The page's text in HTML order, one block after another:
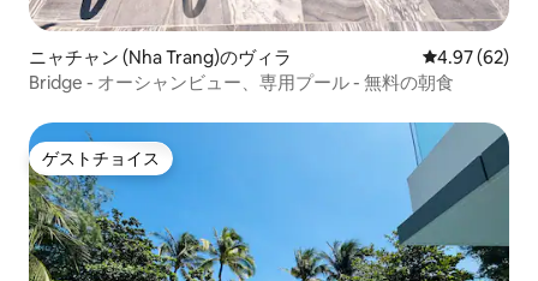
ニャチャン (Nha Trang)のヴィラ レビュー62
4.97 (62)
Bridge - オーシャンビュー、専用プール - 無料の朝食
ゲストチョイス
ゲストチョイス